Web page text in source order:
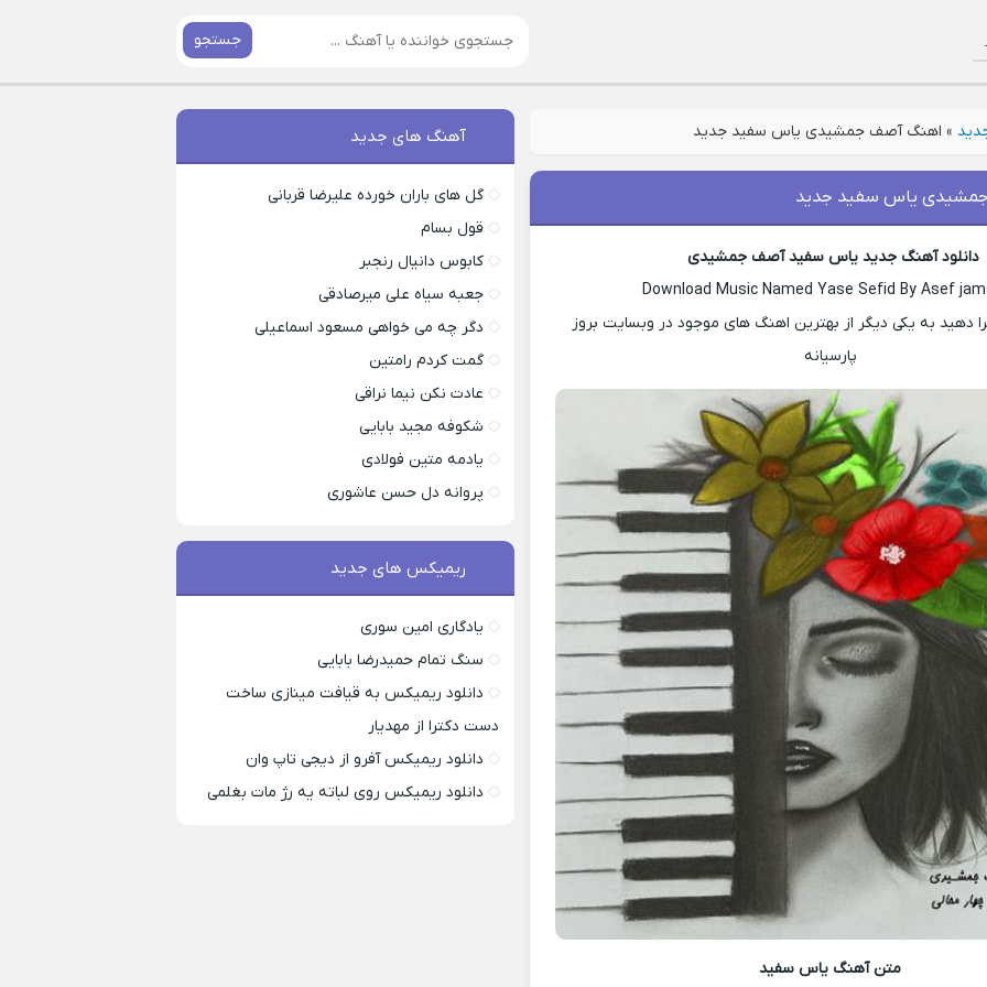
جستجو
» اهنگ آصف جمشیدی یاس سفید جدید
یاس سفید جدید
دانلود آهنگ جدید یاس سفید آصف جمشیدی
Download Music Named Yase Sefid By Asef
دهید به یکی دیگر از بهترین اهنگ های موجود در وبسایت بروز
پارسیانه
متن آهنگ یاس سفید
آهنگ های جدید
گل های باران خورده علیرضا قربانی
قول بسام
کابوس دانیال رنجبر
جعبه سیاه علی میرصادقی
دگر چه می خواهی مسعود اسماعیلی
گمت کردم رامتین
عادت نکن نیما نراقی
شکوفه مجید بابایی
یادمه متین فولادی
پروانه دل حسن عاشوری
ریمیکس های جدید
یادگاری امین سوری
سنگ تمام حمیدرضا بابایی
دانلود ریمیکس به قیافت مینازی ساخت
دست دکترا از مهدیار
دانلود ریمیکس آفرو از ديجی تاپ وان
دانلود ریمیکس روی لباته یه رژ مات بغلمی